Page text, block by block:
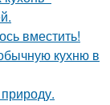
вместить!
кухню в